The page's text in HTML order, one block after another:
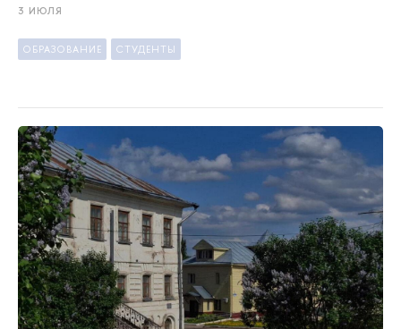
3 ИЮЛЯ
ОБРАЗОВАНИЕ СТУДЕНТЫ